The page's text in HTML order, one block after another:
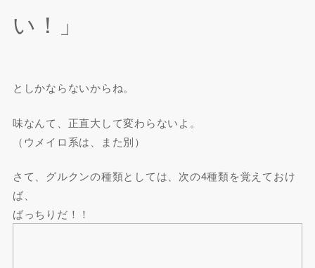
い！」
としかならないからね。
味なんて、正直大して変わらないよ。
（ウメイロ系は、また別）
さて、グルクンの種類としては、次の4種類を覚えておけ
ば、
ばっちりだ！！